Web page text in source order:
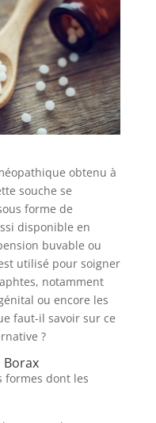
obtenu à
souche se
forme de
disponible en
buvable ou
utilisé pour soigner
notamment
ou encore les
faut-il savoir sur ce
?
formes dont les